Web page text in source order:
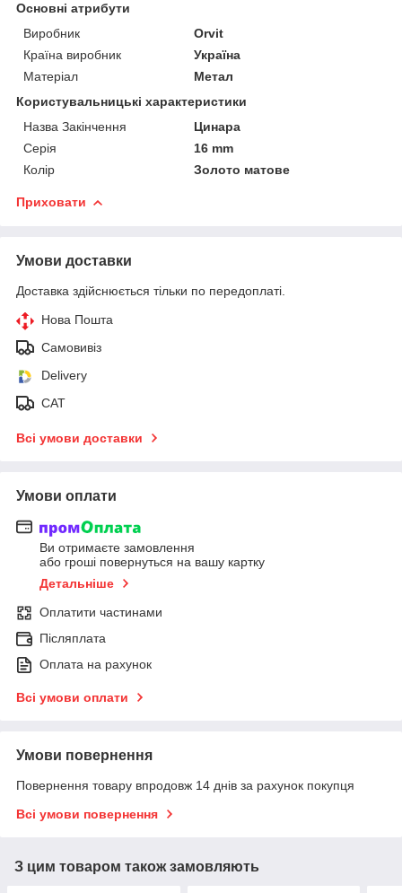
Основні атрибути
Виробник
Orvit
Країна виробник
Україна
Матеріал
Метал
Користувальницькі характеристики
Назва Закінчення
Цинара
Серія
16 mm
Колір
Золото матове
Приховати
Умови доставки
Доставка здійснюється тільки по передоплаті.
Нова Пошта
Самовивіз
Delivery
САТ
Всі умови доставки
Умови оплати
Ви отримаєте замовлення
або гроші повернуться на вашу картку
Детальніше
Оплатити частинами
Післяплата
Оплата на рахунок
Всі умови оплати
Умови повернення
Повернення товару впродовж 14 днів за рахунок покупця
Всі умови повернення
З цим товаром також замовляють